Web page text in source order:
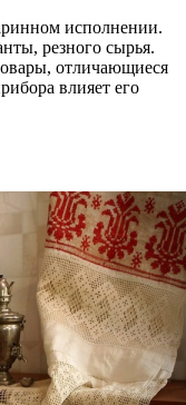
исполнении.
резного сырья.
отличающиеся
влияет его